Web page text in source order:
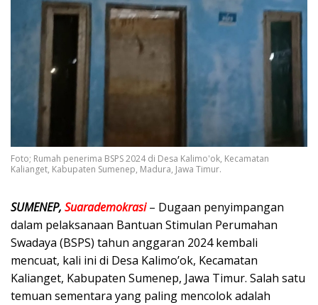
Foto; Rumah penerima BSPS 2024 di Desa Kalimo'ok, Kecamatan
Kalianget, Kabupaten Sumenep, Madura, Jawa Timur.
SUMENEP, Suarademokrasi– Dugaan penyimpangan
dalam pelaksanaan Bantuan Stimulan Perumahan
Swadaya (BSPS) tahun anggaran 2024 kembali
mencuat, kali ini di Desa Kalimo’ok, Kecamatan
Kalianget, Kabupaten Sumenep, Jawa Timur. Salah satu
temuan sementara yang paling mencolok adalah